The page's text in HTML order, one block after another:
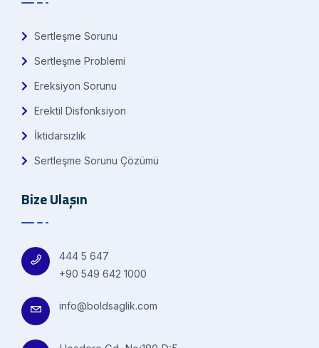
Sertleşme Sorunu
Sertleşme Problemi
Ereksiyon Sorunu
Erektil Disfonksiyon
İktidarsızlık
Sertleşme Sorunu Çözümü
Bize Ulaşın
444 5 647
+90 549 642 1000
info@boldsaglik.com